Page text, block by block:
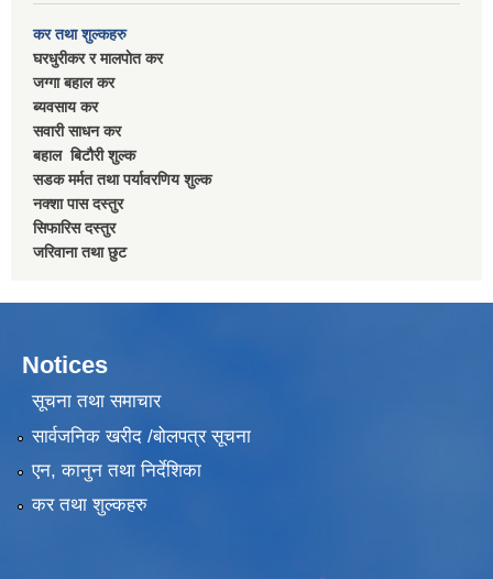
कर तथा शुल्कहरु
घरधुरीकर र मालपाेत कर
जग्गा बहाल कर
ब्यवसाय कर
सवारी साधन कर
बहाल बिटाैरी शुल्क
सडक मर्मत तथा पर्यावरणिय शुल्क
नक्शा पास दस्तुर
सिफारिस दस्तुर
जरिवाना तथा छुट
Notices
सूचना तथा समाचार
सार्वजनिक खरीद /बोलपत्र सूचना
एन, कानुन तथा निर्देशिका
कर तथा शुल्कहरु